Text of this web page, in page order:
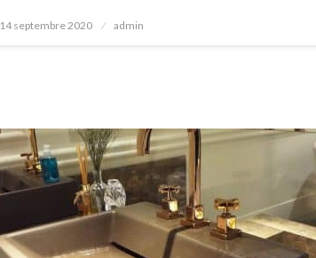
Posted
14 septembre 2020 admin